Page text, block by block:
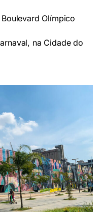
Boulevard Olímpico
, na Cidade do